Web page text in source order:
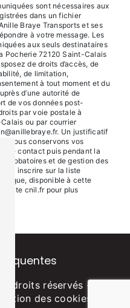
sont nécessaires aux
dans un fichier
Braye Transports et ses
à votre message. Les
aux seuls destinataires
Pocherie 72120 Saint-Calais
de droits d’accès, de
de limitation,
à tout moment et du
d’une autorité de
de vos données post-
par voie postale à
ou par courrier
Un justificatif
Nous conservons vos
de contact puis pendant la
probatoires et de gestion des
inscrire sur la liste
disponible à cette
site cnil.fr pour plus
droits réservés -
Gestion des cookies